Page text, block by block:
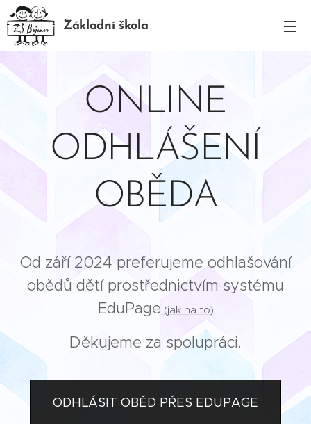
Základní škola
ONLINE
ODHLÁŠENÍ
OBĚDA
Od září 2024 preferujeme odhlašování
obědů dětí prostřednictvím systému
EduPage (jak na to)
Děkujeme za spolupráci.
ODHLÁSIT OBĚD PŘES EDUPAGE